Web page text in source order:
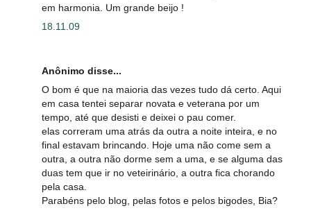
em harmonia. Um grande beijo !
18.11.09
Anônimo disse...
O bom é que na maioria das vezes tudo dá certo. Aqui
em casa tentei separar novata e veterana por um
tempo, até que desisti e deixei o pau comer.
elas correram uma atrás da outra a noite inteira, e no
final estavam brincando. Hoje uma não come sem a
outra, a outra não dorme sem a uma, e se alguma das
duas tem que ir no veteirinário, a outra fica chorando
pela casa.
Parabéns pelo blog, pelas fotos e pelos bigodes, Bia?